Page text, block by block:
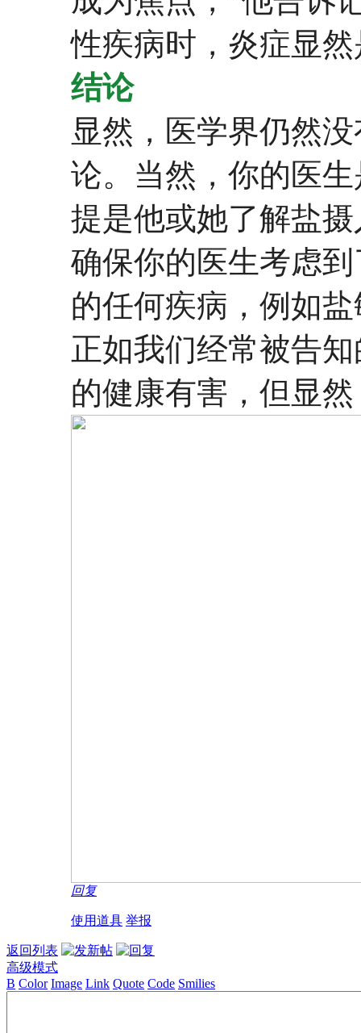
性疾病时，炎症显
结论
显然，医学界仍然
论。当然，你的医
提是他或她了解盐
确保你的医生考虑
的任何疾病，例如
正如我们经常被告
的健康有害，但显
回复
使用道具 举报
返回列表
高级模式
B Color Image Link Quote Code Smilies